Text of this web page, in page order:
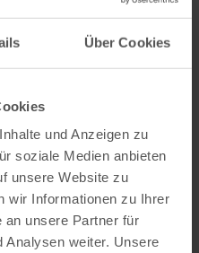
Über Cookies
und Anzeigen zu
soziale Medien anbieten
unsere Website zu
wir Informationen zu Ihrer
an unsere Partner für
Analysen weiter. Unsere
bien aiguisé et
!
les célèbres
la forêt pour les
s'agisse de la forêt la
ou des plantes
de choses
les jeunes
sont restés.